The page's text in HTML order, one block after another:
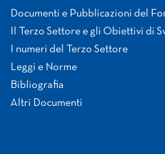
Documenti e Pubblicazioni del
Il Terzo Settore e gli Obiettivi di
I numeri del Terzo Settore
Leggi e Norme
Bibliografia
Altri Documenti